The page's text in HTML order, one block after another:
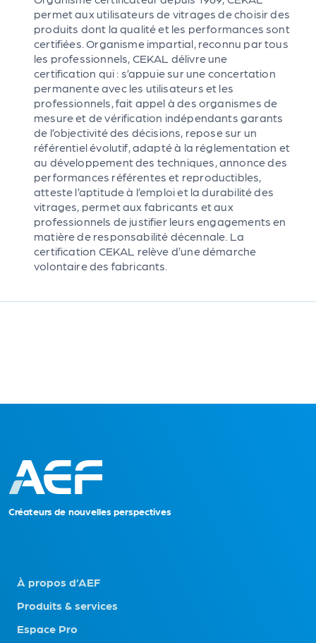
permet aux utilisateurs de vitrages de choisir des
produits dont la qualité et les performances sont
certifiées. Organisme impartial, reconnu par tous
les professionnels, CEKAL délivre une
certification qui : s’appuie sur une concertation
permanente avec les utilisateurs et les
professionnels, fait appel à des organismes de
mesure et de vérification indépendants garants
de l’objectivité des décisions, repose sur un
référentiel évolutif, adapté à la réglementation et
au développement des techniques, annonce des
performances référentes et reproductibles,
atteste l’aptitude à l’emploi et la durabilité des
vitrages, permet aux fabricants et aux
professionnels de justifier leurs engagements en
matière de responsabilité décennale. La
certification CEKAL relève d’une démarche
volontaire des fabricants.
Créateursde nouvelles perspectives
À propos d’AEF
Produits & services
Espace Pro